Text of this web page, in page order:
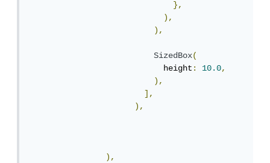
},
),
),
SizedBox(
                            height
: 10.0,
),
],
),
),